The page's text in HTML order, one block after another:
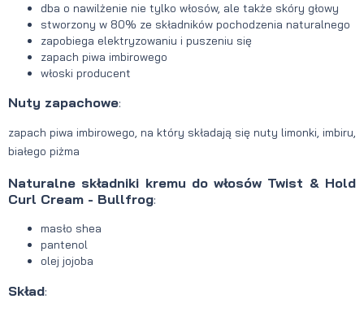
dba o nawilżenie nie tylko włosów, ale także skóry głowy
stworzony w 80% ze składników pochodzenia naturalnego
zapobiega elektryzowaniu i puszeniu się
zapach piwa imbirowego
włoski producent
Nuty zapachowe:
zapach piwa imbirowego, na który składają się nuty limonki, imbiru,
białego piżma
Naturalne składniki kremu do włosów Twist & Hold
Curl Cream - Bullfrog:
masło shea
pantenol
olej jojoba
Skład: